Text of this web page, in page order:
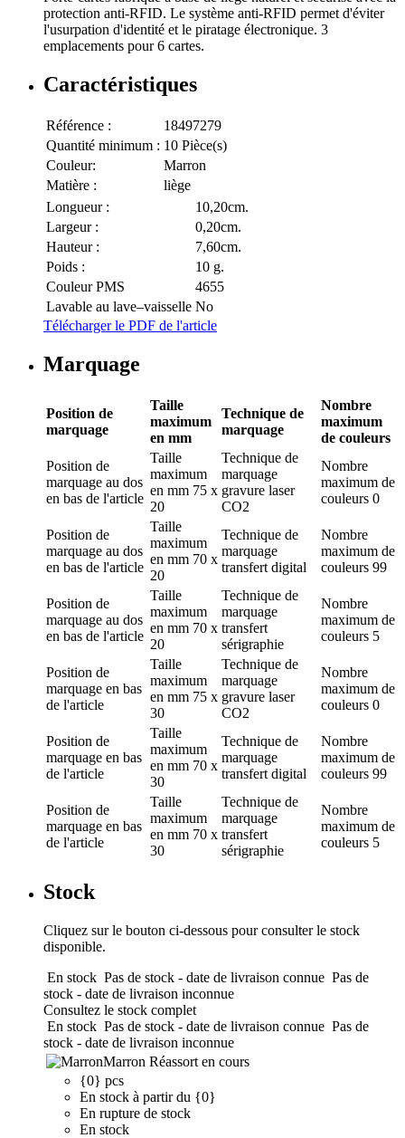
protection anti-RFID. Le système anti-RFID permet d'éviter
l'usurpation d'identité et le piratage électronique. 3
emplacements pour 6 cartes.
Caractéristiques
Référence :
18497279
Quantité minimum : 10 Pièce(s)
Couleur:
Marron
Matière :
liège
Longueur :
10,20cm.
Largeur :
0,20cm.
Hauteur :
7,60cm.
Poids :
10 g.
Couleur PMS
4655
Lavable au lave–vaisselle No
Télécharger le PDF de l'article
Marquage
Position de
marquage
Taille
maximum
en mm
Technique de
marquage
Nombre
maximum
de couleurs
Position de
marquage au dos
en bas de l'article
Taille
maximum
en mm 75 x
20
Technique de
marquage
gravure laser
CO2
Nombre
maximum de
couleurs 0
Position de
marquage au dos
en bas de l'article
Taille
maximum
en mm 70 x
20
Technique de
marquage
transfert digital
Nombre
maximum de
couleurs 99
Position de
marquage au dos
en bas de l'article
Taille
maximum
en mm 70 x
20
Technique de
marquage
transfert
sérigraphie
Nombre
maximum de
couleurs 5
Position de
marquage en bas
de l'article
Taille
maximum
en mm 75 x
30
Technique de
marquage
gravure laser
CO2
Nombre
maximum de
couleurs 0
Position de
marquage en bas
de l'article
Taille
maximum
en mm 70 x
30
Technique de
marquage
transfert digital
Nombre
maximum de
couleurs 99
Position de
marquage en bas
de l'article
Taille
maximum
en mm 70 x
30
Technique de
marquage
transfert
sérigraphie
Nombre
maximum de
couleurs 5
Stock
Cliquez sur le bouton ci-dessous pour consulter le stock
disponible.
En stock Pas de stock - date de livraison connue Pas de
stock - date de livraison inconnue
Consultez le stock complet
En stock Pas de stock - date de livraison connue Pas de
stock - date de livraison inconnue
Marron Réassort en cours
{0} pcs
En stock à partir du {0}
En rupture de stock
En stock